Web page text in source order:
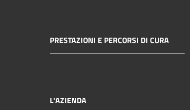
PRESTAZIONI E PERCORSI DI CURA
L'AZIENDA